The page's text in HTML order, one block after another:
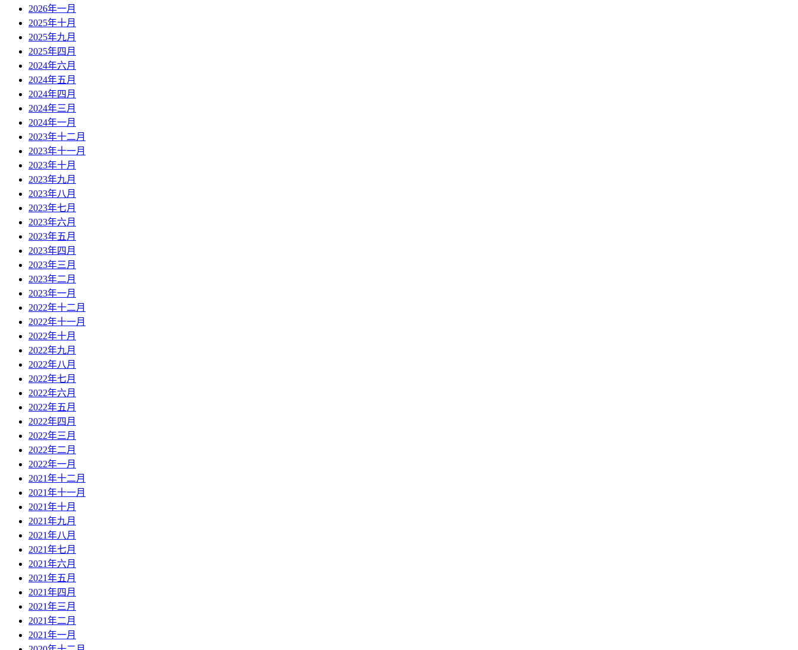
2026年一月
2025年十月
2025年九月
2025年四月
2024年六月
2024年五月
2024年四月
2024年三月
2024年一月
2023年十二月
2023年十一月
2023年十月
2023年九月
2023年八月
2023年七月
2023年六月
2023年五月
2023年四月
2023年三月
2023年二月
2023年一月
2022年十二月
2022年十一月
2022年十月
2022年九月
2022年八月
2022年七月
2022年六月
2022年五月
2022年四月
2022年三月
2022年二月
2022年一月
2021年十二月
2021年十一月
2021年十月
2021年九月
2021年八月
2021年七月
2021年六月
2021年五月
2021年四月
2021年三月
2021年二月
2021年一月